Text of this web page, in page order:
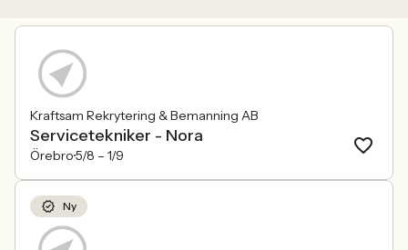
Kraftsam Rekrytering & Bemanning AB
Servicetekniker - Nora
Örebro5/8 – 1/9
Ny